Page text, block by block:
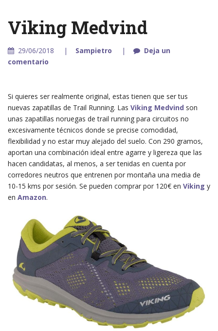
Viking Medvind
29/06/2018 Sampietro
Deja un
comentario
Si quieres ser realmente original, estas tienen que ser tus
nuevas zapatillas de Trail Running. Las Viking Medvind son
unas zapatillas noruegas de trail running para circuitos no
excesivamente técnicos donde se precise comodidad,
flexibilidad y no estar muy alejado del suelo. Con 290 gramos,
aportan una combinación ideal entre agarre y ligereza que las
hacen candidatas, al menos, a ser tenidas en cuenta por
corredores neutros que entrenen por montaña una media de
10-15 kms por sesión. Se pueden comprar por 120€ en Viking y
en Amazon.